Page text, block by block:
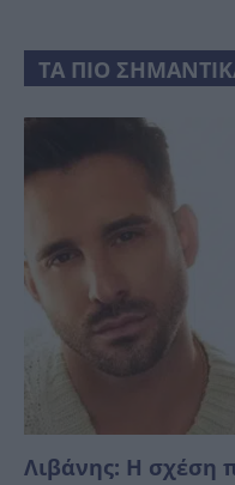
ΤΑ ΠΙΟ
Λιβάνης: Η σχέση